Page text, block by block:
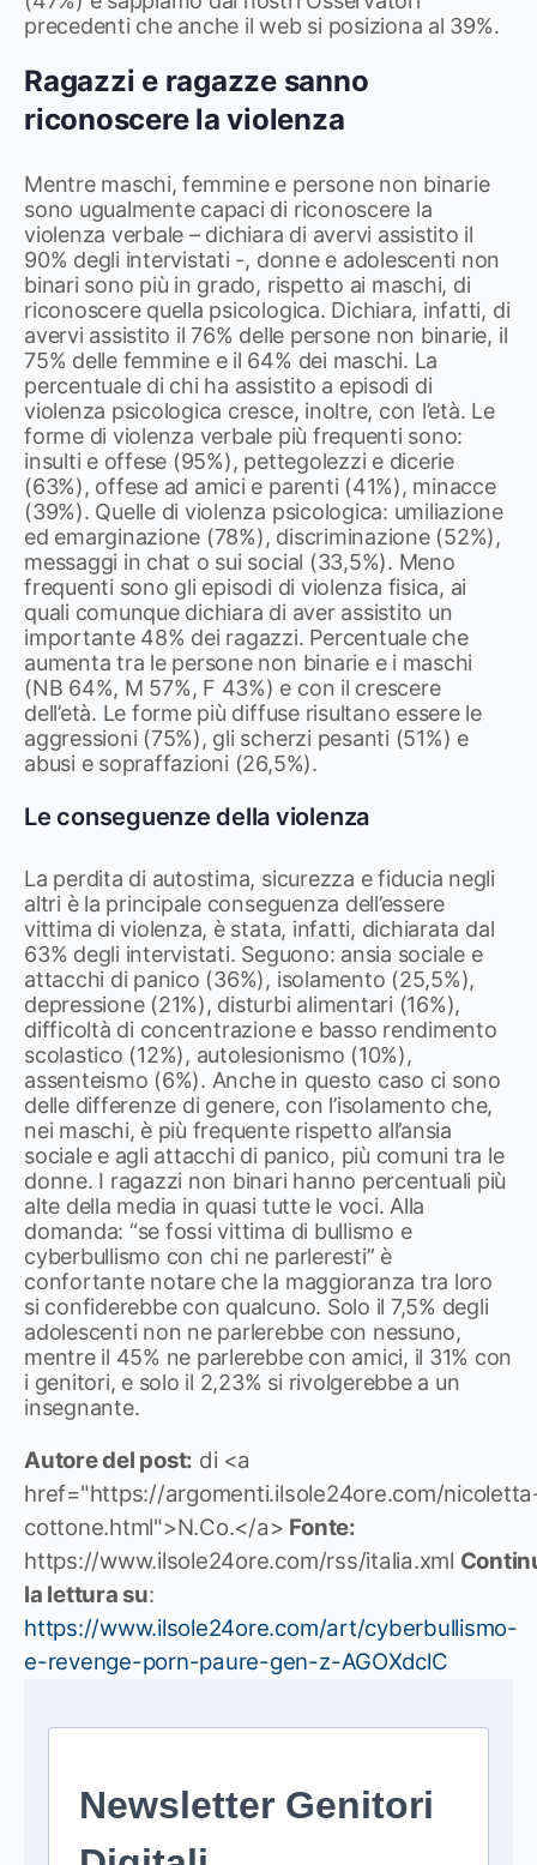
precedenti che anche il web si posiziona al 39%.
Ragazzi e ragazze sanno
riconoscere la violenza
Mentre maschi, femmine e persone non binarie
sono ugualmente capaci di riconoscere la
violenza verbale – dichiara di avervi assistito il
90% degli intervistati -, donne e adolescenti non
binari sono più in grado, rispetto ai maschi, di
riconoscere quella psicologica. Dichiara, infatti, di
avervi assistito il 76% delle persone non binarie, il
75% delle femmine e il 64% dei maschi. La
percentuale di chi ha assistito a episodi di
violenza psicologica cresce, inoltre, con l’età. Le
forme di violenza verbale più frequenti sono:
insulti e offese (95%), pettegolezzi e dicerie
(63%), offese ad amici e parenti (41%), minacce
(39%). Quelle di violenza psicologica: umiliazione
ed emarginazione (78%), discriminazione (52%),
messaggi in chat o sui social (33,5%). Meno
frequenti sono gli episodi di violenza fisica, ai
quali comunque dichiara di aver assistito un
importante 48% dei ragazzi. Percentuale che
aumenta tra le persone non binarie e i maschi
(NB 64%, M 57%, F 43%) e con il crescere
dell’età. Le forme più diffuse risultano essere le
aggressioni (75%), gli scherzi pesanti (51%) e
abusi e sopraffazioni (26,5%).
Le conseguenze della violenza
La perdita di autostima, sicurezza e fiducia negli
altri è la principale conseguenza dell’essere
vittima di violenza, è stata, infatti, dichiarata dal
63% degli intervistati. Seguono: ansia sociale e
attacchi di panico (36%), isolamento (25,5%),
depressione (21%), disturbi alimentari (16%),
difficoltà di concentrazione e basso rendimento
scolastico (12%), autolesionismo (10%),
assenteismo (6%). Anche in questo caso ci sono
delle differenze di genere, con l’isolamento che,
nei maschi, è più frequente rispetto all’ansia
sociale e agli attacchi di panico, più comuni tra le
donne. I ragazzi non binari hanno percentuali più
alte della media in quasi tutte le voci. Alla
domanda: “se fossi vittima di bullismo e
cyberbullismo con chi ne parleresti” è
confortante notare che la maggioranza tra loro
si confiderebbe con qualcuno. Solo il 7,5% degli
adolescenti non ne parlerebbe con nessuno,
mentre il 45% ne parlerebbe con amici, il 31% con
i genitori, e solo il 2,23% si rivolgerebbe a un
insegnante.
Autore del post: di <a
href="https://argomenti.ilsole24ore.com/
cottone.html">N.Co.</a> Fonte:
https://www.ilsole24ore.com/rss/italia.xml
la lettura su:
https://www.ilsole24ore.com/art/cyberbullismo-
e-revenge-porn-paure-gen-z-AGOXdclC